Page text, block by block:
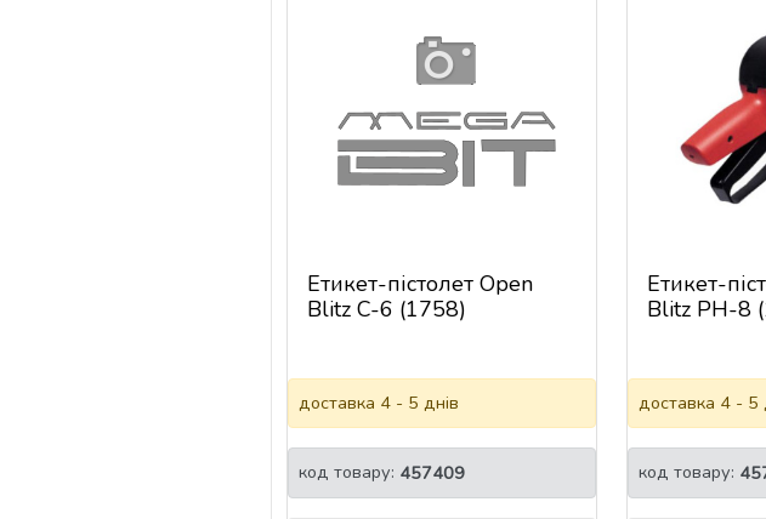
Етикет-пістолет Open
Blitz C-6 (1758)
доставка 4 - 5 днів
код товару: 457409
Етикет-
Blitz PH-8
доставка 4 - 5
код товару: